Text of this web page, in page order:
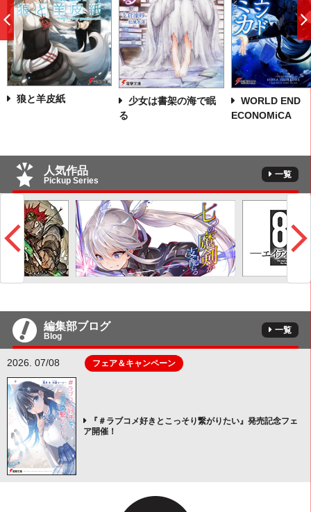
狼と羊皮紙
少女は書架の海で眠
る
WORLD END
ECONOMiCA
前
へ
人気作品
Pickup Series
一覧
編集部ブログ
Blog
一覧
2026. 07/08 フェア＆キャンペーン
『＃ラブコメ好きとこっそり繋がりたい』発売記念フェ
ア開催！